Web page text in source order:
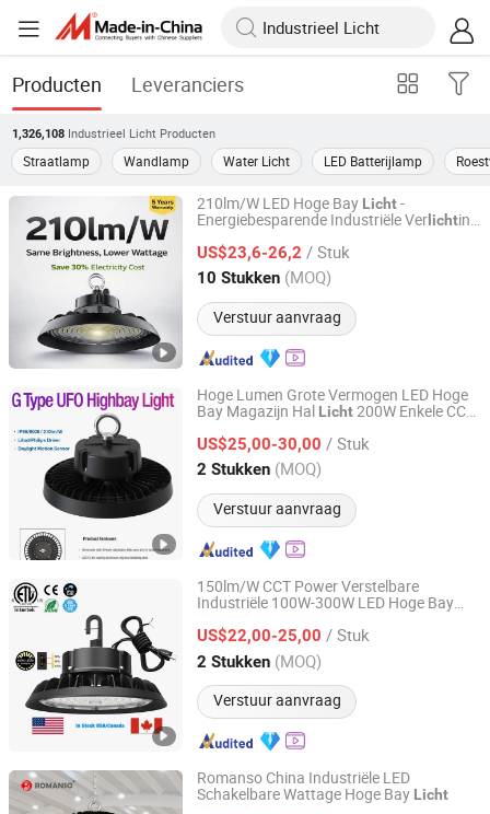
Producten Leveranciers
1,326,108 Industrieel Licht Producten
Straatlamp Wandlamp Water Licht LED Batterijlamp
210lm/W LED Hoge Bay Licht-
Energiebesparende Industriële Ver lichting
US$23,6-26,2 / Stuk
10 Stukken (MOQ)
Verstuur aanvraag
DONGGUAN WINSTAR POWER TECHNOLOGY LIMITED
Guangdong, China Sinds 2019
Hoge Lumen Grote Vermogen LED Hoge
Bay Magazijn Hal Licht200W Enkele CCT
170lm/W 200lm/W Commerciële
Industriële Verlicht
US$25,00-30,00 / Stuk
2 Stukken (MOQ)
Verstuur aanvraag
DONGGUAN WINSTAR POWER TECHNOLOGY LIMITED
Guangdong, China Sinds 2019
150lm/W CCT Power Verstelbare
Industriële 100W-300W LED Hoge Bay
US$22,00-25,00 / Stuk
2 Stukken (MOQ)
Verstuur aanvraag
Shenzhen Romanso Electronic Co., Ltd.
Guangdong, China Sinds 2021
Romanso China Industriële LED
Schakelbare Wattage Hoge Bay Licht
Shenzhen Romanso Electronic Co., Ltd.